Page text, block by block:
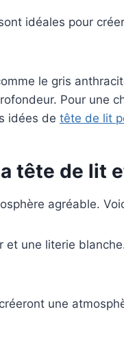
idéales pour
le gris
Pour une
idées de tête de lit
tête de lit
agréable.
une literie
une